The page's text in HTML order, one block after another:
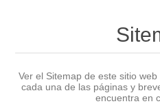
Ver el Sitemap de este sitio
cada una de las páginas y
encuentra en